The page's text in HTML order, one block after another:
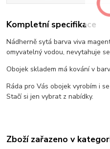
Kompletní specifikace
Nádherně sytá barva viva
omyvatelný vodou, nevytahuje
Obojek skladem má kování v
Ráda pro Vás obojek vyrobím i
Stačí si jen vybrat z nabídky.
Zboží zařazeno v